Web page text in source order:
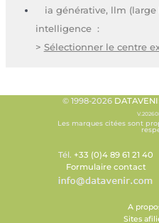
ia générative, llm
intelligence :
> Sélectionner le centre
© 1998-2026
Les marques citées sont
Tél. +33 (0)4 89 61 21 40
Formulaire contact
A
Sites